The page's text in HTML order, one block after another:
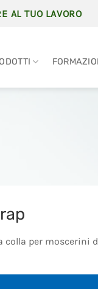
AL TUO LAVORO
colla per moscerini